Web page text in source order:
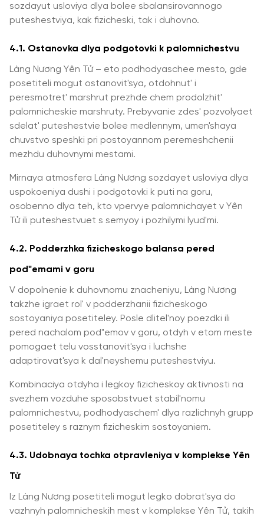
sozdayut usloviya dlya bolee sbalansirovannogo
puteshestviya, kak fizicheski, tak i duhovno.
4.1. Ostanovka dlya podgotovki k palomnichestvu
Làng Nương Yên Tử – eto podhodyaschee mesto, gde
posetiteli mogut ostanovit'sya, otdohnut' i
peresmotret' marshrut prezhde chem prodolzhit'
palomnicheskie marshruty. Prebyvanie zdes' pozvolyaet
sdelat' puteshestvie bolee medlennym, umen'shaya
chuvstvo speshki pri postoyannom peremeshchenii
mezhdu duhovnymi mestami.
Mirnaya atmosfera Làng Nương sozdayet usloviya dlya
uspokoeniya dushi i podgotovki k puti na goru,
osobenno dlya teh, kto vpervye palomnichayet v Yên
Tử ili puteshestvuet s semyoy i pozhilymi lyud'mi.
4.2. Podderzhka fizicheskogo balansa pered
pod"emami v goru
V dopolnenie k duhovnomu znacheniyu, Làng Nương
takzhe igraet rol' v podderzhanii fizicheskogo
sostoyaniya posetiteley. Posle dlitel'noy poezdki ili
pered nachalom pod"emov v goru, otdyh v etom meste
pomogaet telu vosstanovit'sya i luchshe
adaptirovat'sya k dal'neyshemu puteshestviyu.
Kombinaciya otdyha i legkoy fizicheskoy aktivnosti na
svezhem vozduhe sposobstvuet stabil'nomu
palomnichestvu, podhodyaschem' dlya razlichnyh grupp
posetiteley s raznym fizicheskim sostoyaniem.
4.3. Udobnaya tochka otpravleniya v komplekse Yên
Tử
Iz Làng Nương posetiteli mogut legko dobrat'sya do
vazhnyh palomnicheskih mest v komplekse Yên Tử, takih